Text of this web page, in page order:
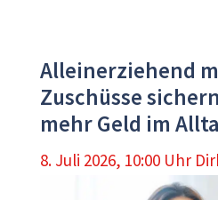
Alleinerziehend
Zuschüsse
mehr Geld im
8. Juli 2026, 10:00 Uhr